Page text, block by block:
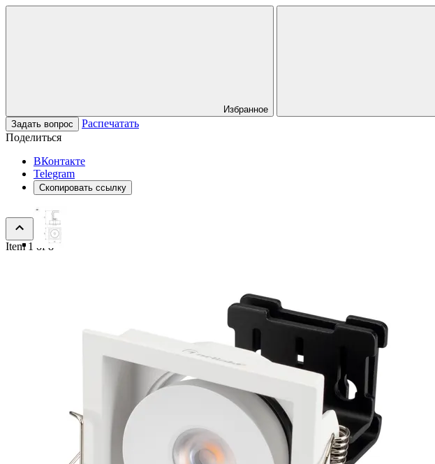
Избранное
Задать вопрос
Распечатать
Поделиться
ВКонтакте
Telegram
Скопировать ссылку
Item 1 of 8